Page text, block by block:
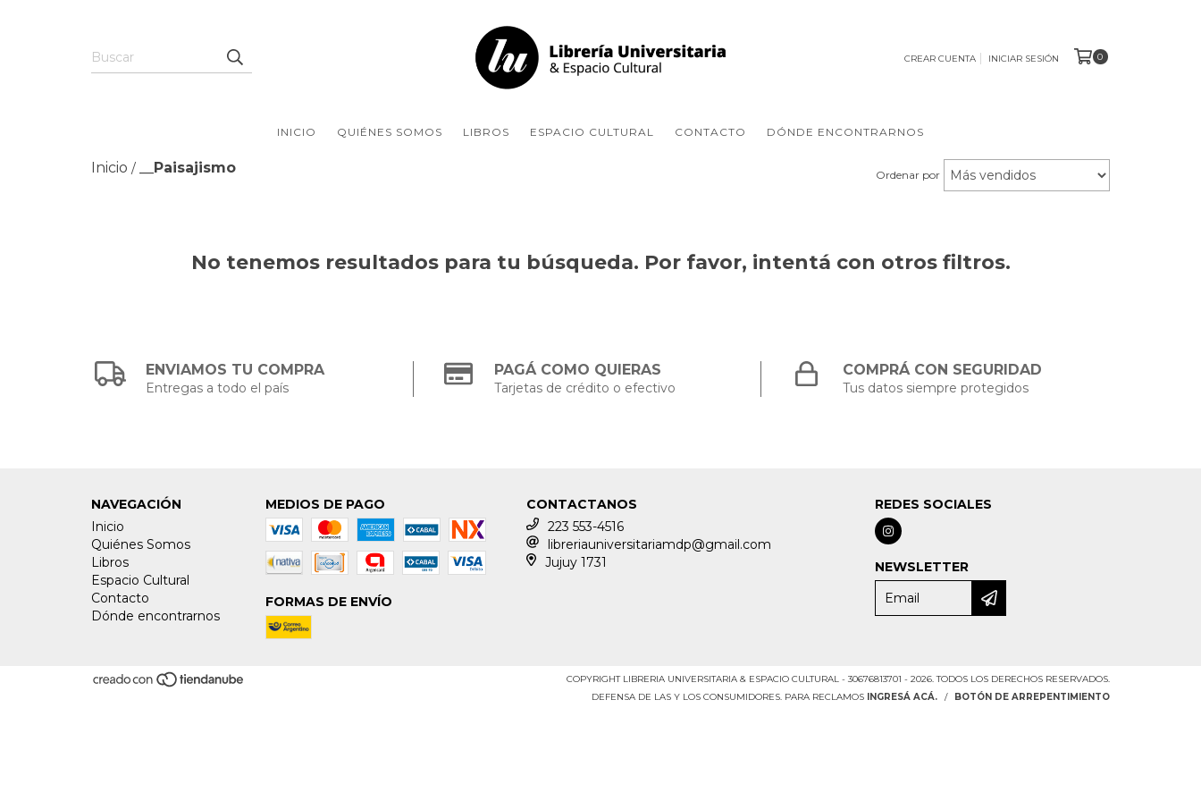
CREAR CUENTA INICIAR SESIÓN 0
INICIO QUIÉNES SOMOS LIBROS ESPACIO CULTURAL CONTACTO DÓNDE ENCONTRARNOS
Inicio / __Paisajismo Ordenar por
No tenemos resultados para tu búsqueda. Por favor, intentá con otros filtros.
ENVIAMOS TU COMPRA
Entregas a todo el país
PAGÁ COMO QUIERAS
Tarjetas de crédito o efectivo
COMPRÁ CON SEGURIDAD
Tus datos siempre protegidos
NAVEGACIÓN
Inicio
Quiénes Somos
Libros
Espacio Cultural
Contacto
Dónde encontrarnos
MEDIOS DE PAGO
FORMAS DE ENVÍO
CONTACTANOS
223 553-4516
libreriauniversitariamdp@gmail.com
Jujuy 1731
REDES SOCIALES
NEWSLETTER
COPYRIGHT LIBRERIA UNIVERSITARIA & ESPACIO CULTURAL - 30676813701 - 2026. TODOS LOS DERECHOS RESERVADOS.
DEFENSA DE LAS Y LOS CONSUMIDORES. PARA RECLAMOS
INGRESÁ ACÁ. / BOTÓN DE ARREPENTIMIENTO